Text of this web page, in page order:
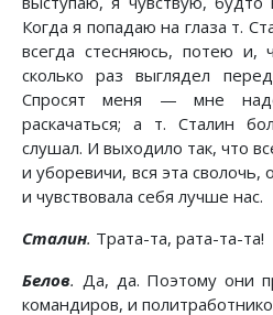
Когда я попадаю на глаза т.
всегда стесняюсь, потею и,
сколько раз выглядел
Спросят меня — мне
раскачаться; а т. Сталин
слушал. И выходило так, что
и уборевичи, вся эта сволочь,
и чувствовала себя лучше нас.
Сталин. Трата-та, рата-та-та!
Белов. Да, да. Поэтому они
командиров, и